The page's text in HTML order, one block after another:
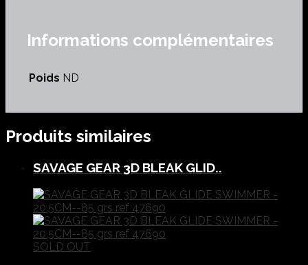
Informations complémentaires
Poids ND
Produits similaires
SAVAGE GEAR 3D BLEAK GLID..
SOLD OUT